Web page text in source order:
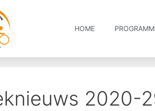
HOME
2020-